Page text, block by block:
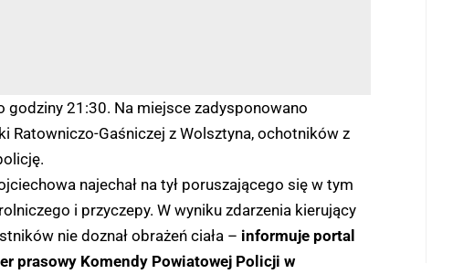
godziny 21:30. Na miejsce zadysponowano
Gaśniczej z Wolsztyna, ochotników z
najechał na tył poruszającego się w tym
i przyczepy. W wyniku zdarzenia kierujący
nie doznał obrażeń ciała – informuje portal
prasowy Komendy Powiatowej Policji w